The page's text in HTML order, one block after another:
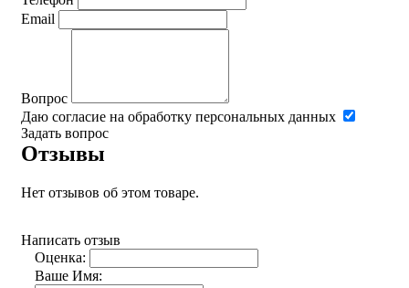
Email
Вопрос
Даю согласие на обработку персональных данных
Задать вопрос
Отзывы
Нет отзывов об этом товаре.
Написать отзыв
Оценка:
Ваше Имя: